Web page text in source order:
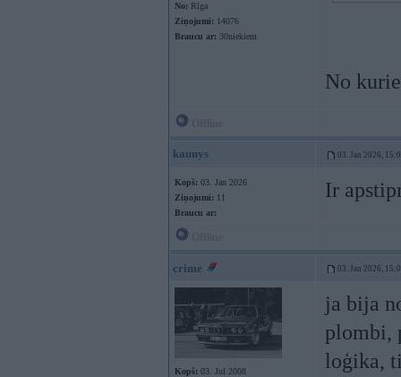
No: Rīga
Ziņojumi: 14076
Braucu ar: 30niekiem
No
kaunys 03. Jan 2026,
Kopš: 03. Jan 2026
Ziņojumi: 11
Braucu ar:
Ir
crime 03. Jan 2026,
Kopš: 03. Jul 2008
ja bija
plombi,
loģika,